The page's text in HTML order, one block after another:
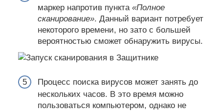
маркер напротив пункта «Полное
сканирование». Данный вариант потребует
некоторого времени, но зато с большей
вероятностью сможет обнаружить вирусы.
Процесс поиска вирусов может занять до
нескольких часов. В это время можно
пользоваться компьютером, однако не